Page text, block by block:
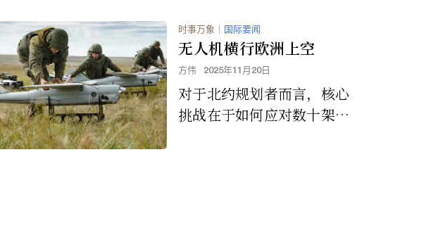
时事万象 ｜ 国际要闻
无人机横行欧洲上空
方伟 2025年11月20日
对于北约规划者而言，核心
挑战在于如何应对数十架甚